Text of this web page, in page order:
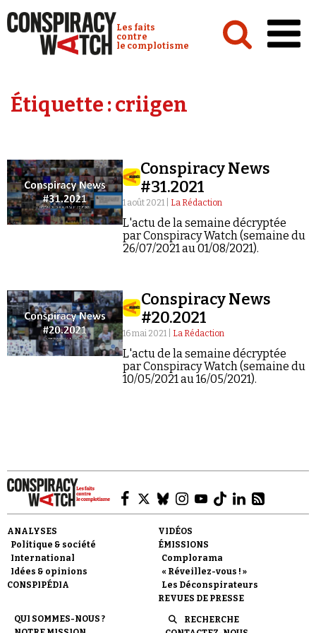
Conspiracy Watch :
Les faits
contre
le complotisme
Analyses
Vidéos
Émissions
Revues de presse
Newsletter
Demander à Vera
Étiquette :criigen
Conspiracy News
#31.2021
1 août 2021 | La Rédaction
L'actu de la semaine décryptée
par Conspiracy Watch (semaine du
26/07/2021 au 01/08/2021).
Conspiracy News
#20.2021
16 mai 2021 | La Rédaction
L'actu de la semaine décryptée
par Conspiracy Watch (semaine du
10/05/2021 au 16/05/2021).
ANALYSES
Politique & société
International
Idées & opinions
CONSPIPÉDIA
VIDÉOS
ÉMISSIONS
Complorama
« Réveillez-vous ! »
Les Déconspirateurs
REVUES DE PRESSE
QUI SOMMES-NOUS ?
RECHERCHE